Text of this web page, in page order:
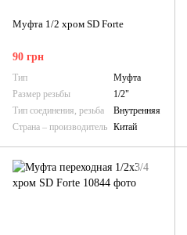
Муфта 1/2 хром SD Forte
90 грн
Тип
Муфта
Размер резьбы
1/2"
Тип соединения, резьба
Внутренняя
Страна – производитель Китай